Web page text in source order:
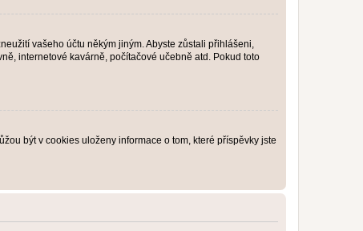
vašeho účtu někým jiným. Abyste zůstali přihlášeni,
internetové kavárně, počítačové učebně atd. Pokud toto
být v cookies uloženy informace o tom, které příspěvky jste